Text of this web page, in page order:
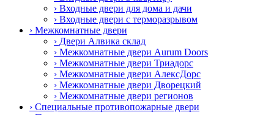
› Входные двери для дома и дачи
› Входные двери с терморазрывом
› Межкомнатные двери
› Двери Алвика склад
› Межкомнатные двери Aurum Doors
› Межкомнатные двери Триадорс
› Межкомнатные двери АлексДорс
› Межкомнатные двери Дворецкий
› Межкомнатные двери регионов
› Специальные противопожарные двери